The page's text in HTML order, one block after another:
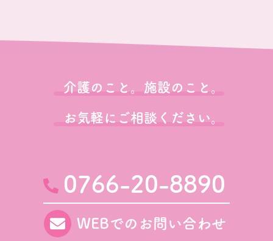
介護のこと。施設のこと。
お気軽にご相談ください。
0766-20-8890
WEBでのお問い合わせ